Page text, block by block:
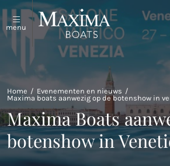
menu
Sloepen en tenders
Coastal Tenders
Maxima 640
Maxima 680 sport lounge
Maxima 700 sport
Over ons
Evenementen en nieuws
Home / Evenementen en nieuws /
Maxima boats aanwezig op de botenshow in
Maxima Boats
botenshow in